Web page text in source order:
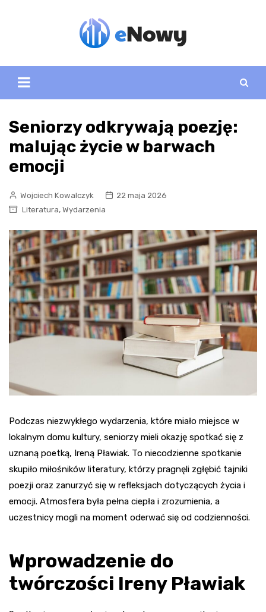
Seniorzy odkrywają poezję:
malując życie w barwach
emocji
Wojciech Kowalczyk
22 maja 2026
Literatura, Wydarzenia
Podczas niezwykłego wydarzenia, które miało miejsce w
lokalnym domu kultury, seniorzy mieli okazję spotkać się z
uznaną poetką, Ireną Pławiak. To niecodzienne spotkanie
skupiło miłośników literatury, którzy pragnęli zgłębić tajniki
poezji oraz zanurzyć się w refleksjach dotyczących życia i
emocji. Atmosfera była pełna ciepła i zrozumienia, a
uczestnicy mogli na moment oderwać się od codzienności.
Wprowadzenie do
twórczości Ireny Pławiak